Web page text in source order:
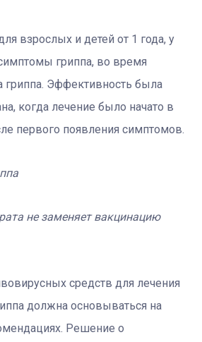
взрослых и детей от 1 года, у
гриппа, во время
гриппа. Эффективность была
когда лечение было начато в
первого появления симптомов.
не заменяет вакцинацию
средств для лечения
должна основываться на
Решение о